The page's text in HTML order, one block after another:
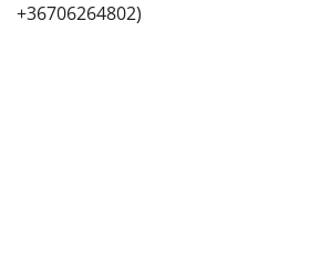
+36706264802)